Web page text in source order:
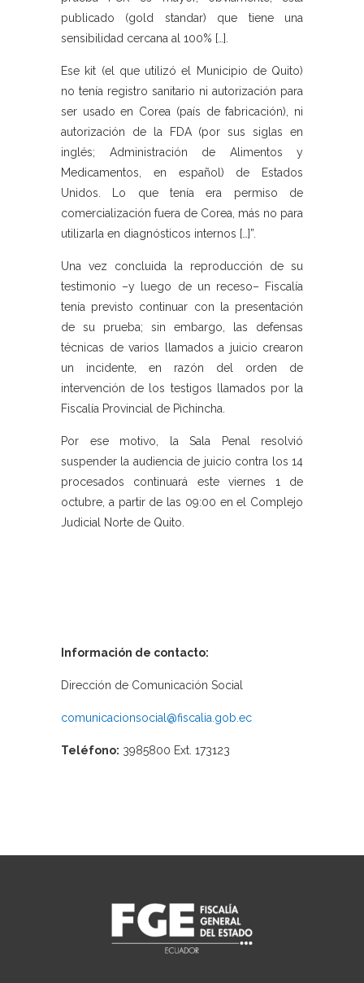
publicado (gold standar) que tiene una
sensibilidad cercana al 100% […].
Ese kit (el que utilizó el Municipio de Quito)
no tenía registro sanitario ni autorización para
ser usado en Corea (país de fabricación), ni
autorización de la FDA (por sus siglas en
inglés; Administración de Alimentos y
Medicamentos, en español) de Estados
Unidos. Lo que tenía era permiso de
comercialización fuera de Corea, más no para
utilizarla en diagnósticos internos […]”.
Una vez concluida la reproducción de su
testimonio –y luego de un receso– Fiscalía
tenía previsto continuar con la presentación
de su prueba; sin embargo, las defensas
técnicas de varios llamados a juicio crearon
un incidente, en razón del orden de
intervención de los testigos llamados por la
Fiscalía Provincial de Pichincha.
Por ese motivo, la Sala Penal resolvió
suspender la audiencia de juicio contra los 14
procesados continuará este viernes 1 de
octubre, a partir de las 09:00 en el Complejo
Judicial Norte de Quito.
Información de contacto:
Dirección de Comunicación Social
comunicacionsocial@fiscalia.gob.ec
Teléfono: 3985800 Ext. 173123